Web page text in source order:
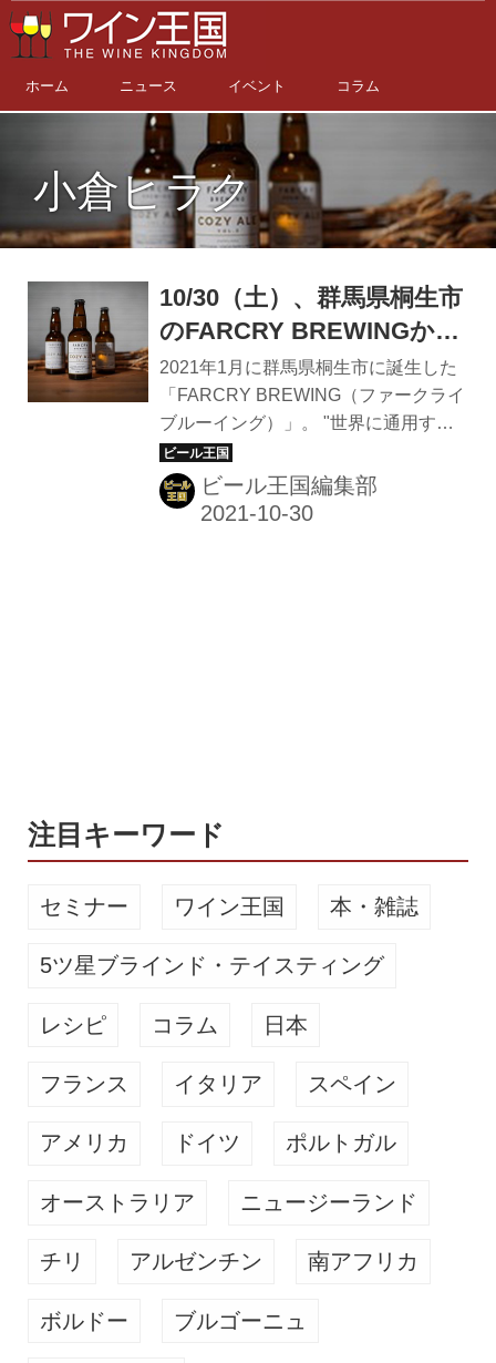
ホーム ニュース イベント コラム
小倉ヒラク
10/30（土）、群馬県桐生市
のFARCRY BREWINGか
ら、6蔵元6種の麹を中心と
した材料を使用した
「COZY ALE VOL.2」を発
売！
2021年1月に群馬県桐生市に誕生した
「FARCRY BREWING（ファークライ
ブルーイング）」。 "世界に通用する
ビールを桐生から"をコンセプトに、旅
のコンセプトショップ「Purveyors」
内にある醸造所から、日本の伝統的な
ビール王国編集部
注目キーワード
セミナー ワイン王国 本・雑誌
5ツ星ブラインド・テイスティング
レシピ コラム 日本
フランス イタリア スペイン
アメリカ ドイツ ポルトガル
オーストラリア ニュージーランド
チリ アルゼンチン 南アフリカ
ボルドー ブルゴーニュ